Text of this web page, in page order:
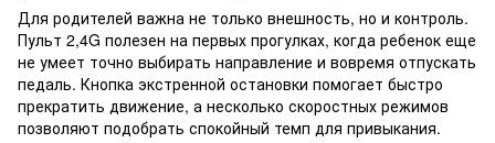
Для родителей важна не только внешность, но и контроль.
Пульт 2,4G полезен на первых прогулках, когда ребенок еще
не умеет точно выбирать направление и вовремя отпускать
педаль. Кнопка экстренной остановки помогает быстро
прекратить движение, а несколько скоростных режимов
позволяют подобрать спокойный темп для привыкания.